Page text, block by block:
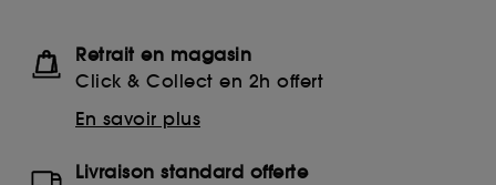
Retrait en magasin
Click & Collect en 2h offert
En savoir plus
Livraison standard offerte